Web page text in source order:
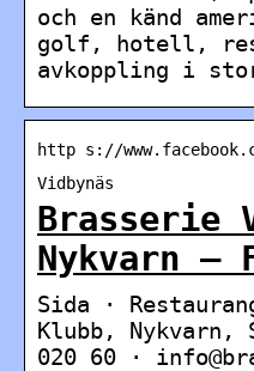
och en känd
golf, hotell,
avkoppling i
http s://
Vidbynäs
Brasserie
Nykvarn –
Sida ·
Klubb, Nykvarn,
020 60 ·